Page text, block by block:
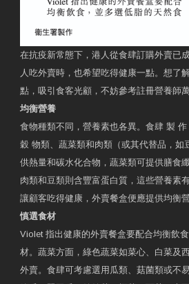
在抗疫新常態下，港人從食肆訂購外賣已
人吃外賣時，也希望吃得健康一點。想了
點，吸引食客光顧，不妨參考註冊營養師
均衡營養
食物種類不同，營養素也各異。食肆 製
穀 物類、蔬菜類和肉類（或其代替品，如
供熱量和碳水化合物，蔬菜類可提供膳食
肉類和豆類則含豐富蛋白質，這些營養素
讓顧客吃得健康，外賣餐盒便應提供均衡營
慎選食材
Violet 指出健康的外賣餐盒要配合均衡飲
材。蔬菜方面，綠色蔬菜如菜心、白菜及
外賣。食肆可考慮選用瓜類、菇菌類或不